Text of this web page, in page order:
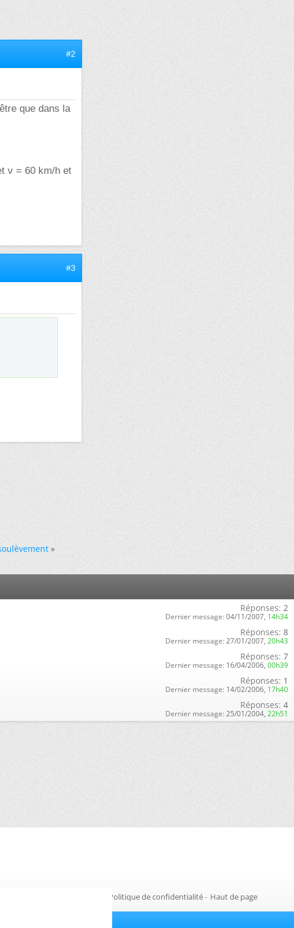
#2
que dans la
v = 60 km/h et
#3
»
Réponses: 2
Dernier message: 04/11/2007, 14h34
Réponses: 8
Dernier message: 27/01/2007, 20h43
Réponses: 7
Dernier message: 16/04/2006, 00h39
Réponses: 1
Dernier message: 14/02/2006, 17h40
Réponses: 4
Dernier message: 25/01/2004, 22h51
Politique de confidentialité- Haut de page